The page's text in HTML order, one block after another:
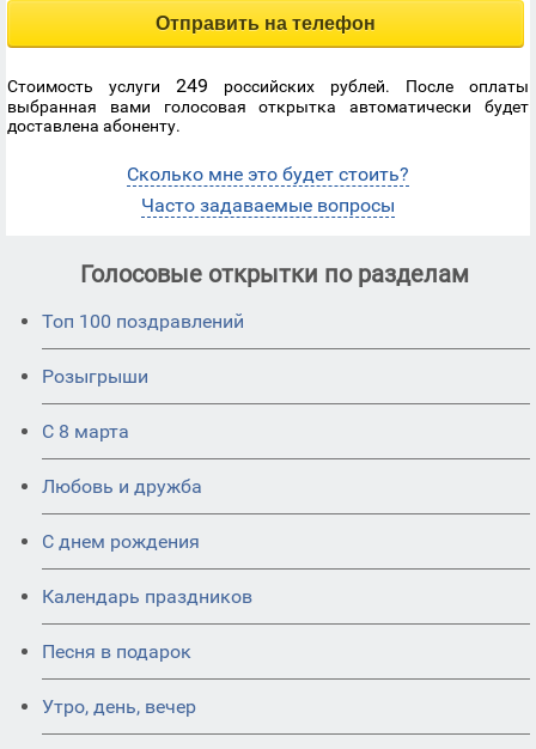
Отправить на телефон
Стоимость услуги 249 российских рублей. После оплаты
выбранная вами голосовая открытка автоматически будет
доставлена абоненту.
Сколько мне это будет стоить?
Часто задаваемые вопросы
Голосовые открытки по разделам
Топ 100 поздравлений
Розыгрыши
С 8 марта
Любовь и дружба
С днем рождения
Календарь праздников
Песня в подарок
Утро, день, вечер